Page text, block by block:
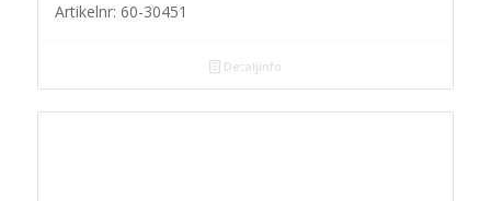
Artikelnr: 60-30451
Detaljinfo